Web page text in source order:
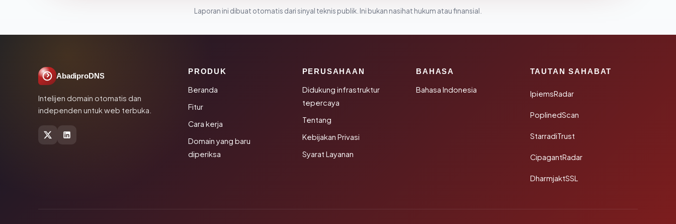
Laporan ini dibuat otomatis dari sinyal teknis publik. Ini bukan nasihat hukum atau finansial.
AbadiproDNS
Intelijen domain otomatis dan
independen untuk web terbuka.
PRODUK
Beranda
Fitur
Cara kerja
Domain yang baru
diperiksa
PERUSAHAAN
Didukung infrastruktur
tepercaya
Tentang
Kebijakan Privasi
Syarat Layanan
BAHASA
Bahasa Indonesia
TAUTAN SAHABAT
IpiemsRadar
PoplinedScan
StarradiTrust
CipagantRadar
DharmjaktSSL